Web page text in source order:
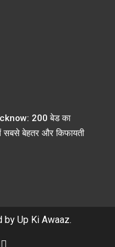
200 बेड का
बेहतर और किफायती
Up Ki Awaaz.